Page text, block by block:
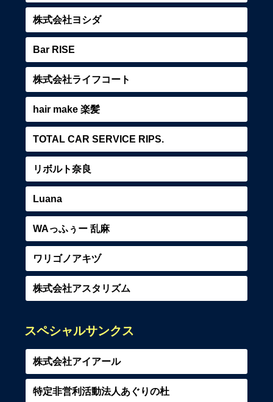
株式会社ヨシダ
Bar RISE
株式会社ライフコート
hair make 楽髪
TOTAL CAR SERVICE RIPS.
リボルト奈良
Luana
WAっふぅー 乱麻
ワリゴノアキヅ
株式会社アスタリズム
スペシャルサンクス
株式会社アイアール
特定非営利活動法人あぐりの杜